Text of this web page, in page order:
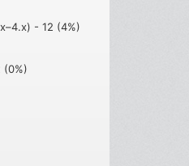
- 12 (4%)
(0%)